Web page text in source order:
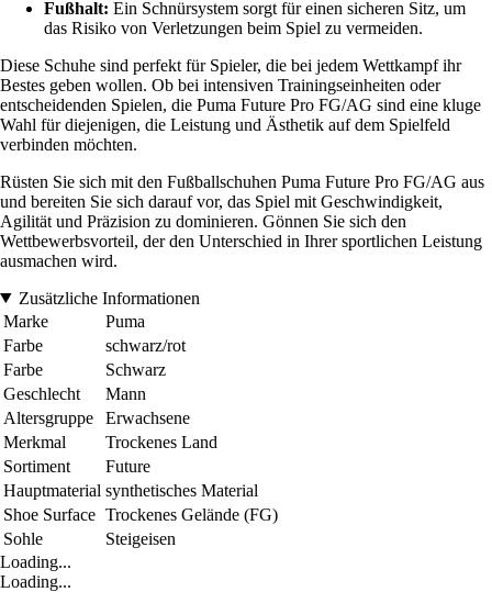
Fußhalt: Ein Schnürsystem sorgt für einen sicheren Sitz, um
das Risiko von Verletzungen beim Spiel zu vermeiden.
Diese Schuhe sind perfekt für Spieler, die bei jedem Wettkampf ihr
Bestes geben wollen. Ob bei intensiven Trainingseinheiten oder
entscheidenden Spielen, die Puma Future Pro FG/AG sind eine kluge
Wahl für diejenigen, die Leistung und Ästhetik auf dem Spielfeld
verbinden möchten.
Rüsten Sie sich mit den Fußballschuhen Puma Future Pro FG/AG aus
und bereiten Sie sich darauf vor, das Spiel mit Geschwindigkeit,
Agilität und Präzision zu dominieren. Gönnen Sie sich den
Wettbewerbsvorteil, der den Unterschied in Ihrer sportlichen Leistung
ausmachen wird.
Zusätzliche Informationen
Marke
Puma
Farbe
schwarz/rot
Farbe
Schwarz
Geschlecht
Mann
Altersgruppe
Erwachsene
Merkmal
Trockenes Land
Sortiment
Future
Hauptmaterial synthetisches Material
Shoe Surface Trockenes Gelände (FG)
Sohle
Steigeisen
Loading...
Loading...